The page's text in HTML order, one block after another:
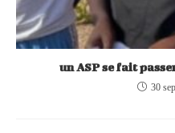
un ASP se fait
30